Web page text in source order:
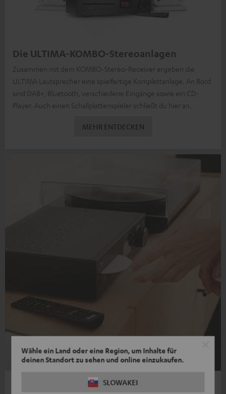
Wähle ein Land oder eine Region, um Inhalte für
deinen Standort zu sehen und online einzukaufen.
SLOWAKEI
Die ULTIMA-KOMBO-Stereoanlagen
Zusammen mit dem KOMBO-Stereo-Receiver ergeben die
ULTIMA Lautsprecher eine spielfertige Komplettanlage. An Bord
sind DAB+, Bluetooth, verschiedene Eingänge sowie ein CD-
Player. Auch einen Schallplattenspieler schließt du hier an.
MEHR ENTDECKEN